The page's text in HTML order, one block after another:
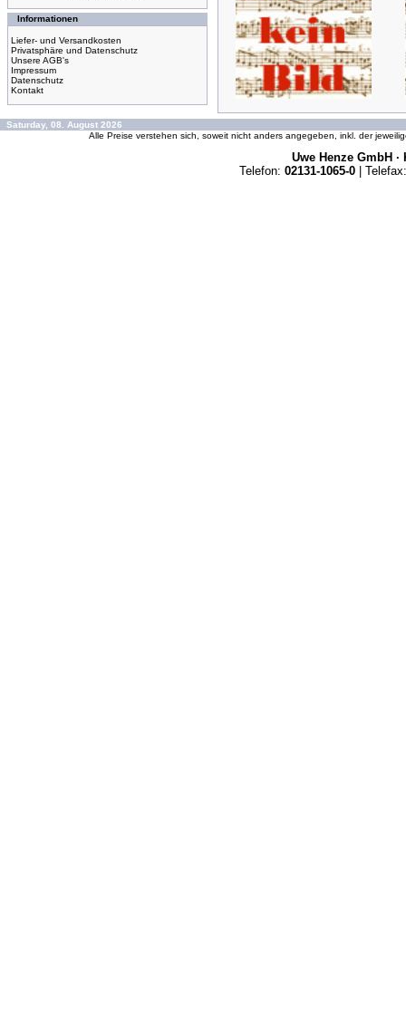
Informationen
Liefer- und Versandkosten
Privatsphäre und Datenschutz
Unsere AGB's
Impressum
Datenschutz
Kontakt
Saturday, 08. August 2026
Alle Preise verstehen sich, soweit nicht anders angegeben, inkl. der
Uwe Henze GmbH ·
Telefon: 02131-1065-0 | Telefax: